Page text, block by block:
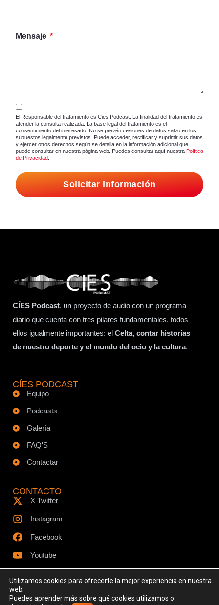
Mensaje
El Responsable del tratamiento es Cies Podcast. La finalidad del tratamiento es
atender la consulta realizada. La base legal del tratamiento es el
consentimiento del interesado. No se prevén cesiones de datos salvo en los
supuestos legalmente previstos. Puede acceder, rectificar y suprimir sus datos
y ejercer otros derechos según se detalla en la información adicional que
puede consultar en nuestra página web. Puedes consultar aquí nuestra Política
de Privacidad
Solicitar Información
CÍES Podcast, un proyecto de audio con un programa
diario que cuenta con tres pilares fundamentales, todos
ellos igualmente importantes: el Celta, contar historias
de nuestro deporte y el mundo del ocio y la cultura.
CÍES PODCAST
Equipo
Podcasts
Galería
FAQ'S
Contactar
CONTACTO
X Twitter
Instagram
Facebook
Youtube
Utilizamos cookies para ofrecerte la mejor experiencia en nuestra
web.
Puedes aprender más sobre qué cookies utilizamos o